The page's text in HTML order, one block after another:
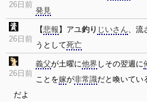
26日前
発見
26日前
【悲報 】アユ釣り じいさん、流
うとして死亡
26日前
義父が土曜に他界 しその翌週に
ことを嫁が非常識だと喚いてい
だよ